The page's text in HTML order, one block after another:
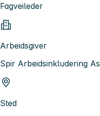
Fagveileder
Arbeidsgiver
Spir Arbeidsinkludering As
Sted